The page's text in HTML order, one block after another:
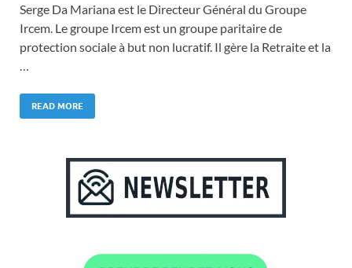
Serge Da Mariana est le Directeur Général du Groupe
Ircem. Le groupe Ircem est un groupe paritaire de
protection sociale à but non lucratif. Il gère la Retraite et la
READ MORE